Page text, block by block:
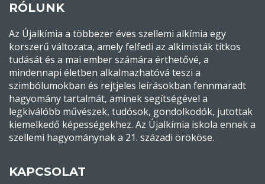
RÓLUNK
Az Újalkímia a többezer éves szellemi alkímia egy
korszerű változata, amely felfedi az alkimisták titkos
tudását és a mai ember számára érthetővé, a
mindennapi életben alkalmazhatóvá teszi a
szimbólumokban és rejtjeles leírásokban fennmaradt
hagyomány tartalmát, aminek segítségével a
legkiválóbb művészek, tudósok, gondolkodók, jutottak
kiemelkedő képességekhez. Az Újalkímia iskola ennek a
szellemi hagyománynak a 21. századi örököse.
KAPCSOLAT